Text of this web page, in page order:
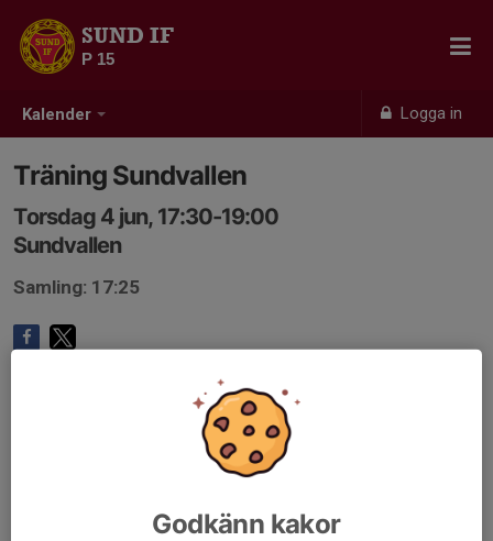
Kalender Logga in
SUND IF
P 15
Träning Sundvallen
Torsdag 4 jun, 17:30-19:00
Sundvallen
Samling: 17:25
Godkänn kakor